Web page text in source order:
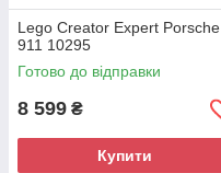
Lego Creator Expert Porsche
911 10295
Готово до відправки
8 599 ₴
Купити